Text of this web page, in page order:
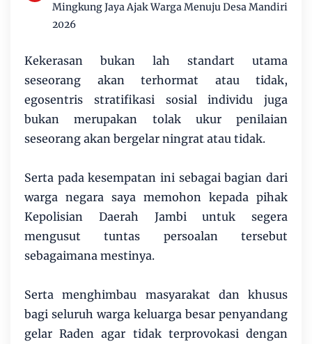
Mingkung Jaya Ajak Warga Menuju Desa Mandiri
2026
Kekerasan bukan lah standart utama
seseorang akan terhormat atau tidak,
egosentris stratifikasi sosial individu juga
bukan merupakan tolak ukur penilaian
seseorang akan bergelar ningrat atau tidak.
Serta pada kesempatan ini sebagai bagian dari
warga negara saya memohon kepada pihak
Kepolisian Daerah Jambi untuk segera
mengusut tuntas persoalan tersebut
sebagaimana mestinya.
Serta menghimbau masyarakat dan khusus
bagi seluruh warga keluarga besar penyandang
gelar Raden agar tidak terprovokasi dengan